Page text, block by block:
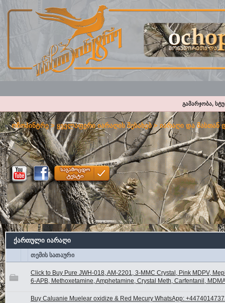
გამარჯობა,
ოჩოპინტრე>ყველაფერი იარაღის შესახებ>იარაღი და მასთან
ქართული იარაღი
თემის სათაური
Click to Buy Pure JWH-018, AM-2201, 3-MMC Crystal, Pink MDPV,
6-APB, Methoxetamine, Amphetamine, Crystal Meth, Carfentanil,
Buy Caluanie Muelear oxidize & Red Mecury WhatsApp: